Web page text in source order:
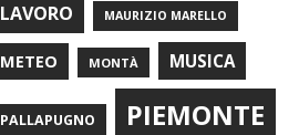
LAVORO MAURIZIO MARELLO
METEO MONTÀ MUSICA
PALLAPUGNO PIEMONTE